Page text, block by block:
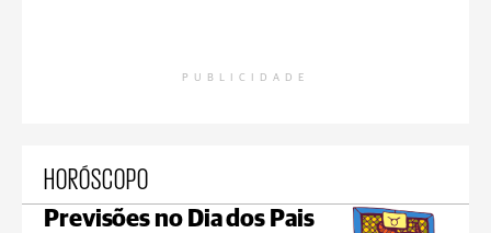
PUBLICIDADE
HORÓSCOPO
Previsões no Dia dos Pais